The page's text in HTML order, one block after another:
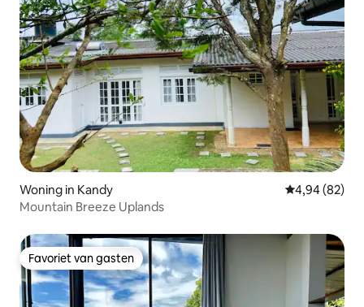
Woning in Kandy Gemiddelde
4,94 (82)
Mountain Breeze Uplands
Favoriet van gasten
Favoriet van gasten